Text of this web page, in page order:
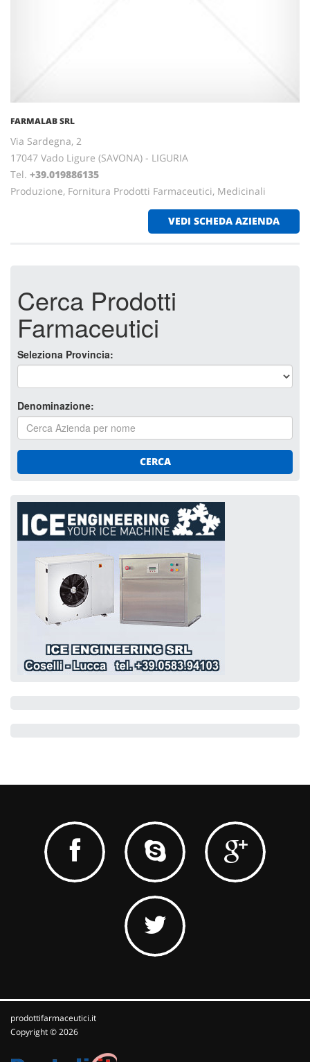
FARMALAB SRL
Via Sardegna, 2
17047 Vado Ligure (SAVONA) - LIGURIA
Tel. +39.019886135
Produzione, Fornitura Prodotti Farmaceutici, Medicinali
VEDI SCHEDA AZIENDA
Cerca Prodotti
Farmaceutici
Seleziona Provincia:
Denominazione:
CERCA
prodottifarmaceutici.it
Copyright © 2026